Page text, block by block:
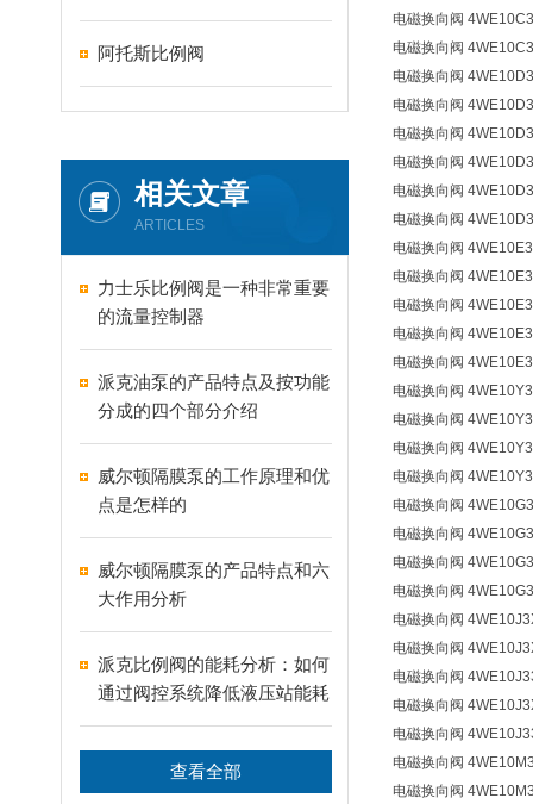
阿托斯比例阀
相关文章
ARTICLES
力士乐比例阀是一种非常重要
的流量控制器
派克油泵的产品特点及按功能
分成的四个部分介绍
威尔顿隔膜泵的工作原理和优
点是怎样的
威尔顿隔膜泵的产品特点和六
大作用分析
派克比例阀的能耗分析：如何
通过阀控系统降低液压站能耗
查看全部
电磁换向阀
电磁换向阀
电磁换向阀
电磁换向阀
电磁换向阀
电磁换向阀
电磁换向阀
电磁换向阀
电磁换向阀
电磁换向阀
电磁换向阀
电磁换向阀
电磁换向阀
电磁换向阀
电磁换向阀
电磁换向阀
电磁换向阀
电磁换向阀
电磁换向阀
电磁换向阀
电磁换向阀
电磁换向阀
电磁换向阀
电磁换向阀
电磁换向阀
电磁换向阀
电磁换向阀
电磁换向阀